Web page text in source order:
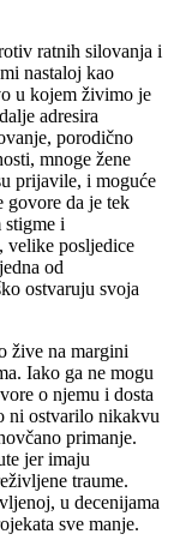
ratnih silovanja i
nastaloj kao
u kojem živimo je
adresira
porodično
mnoge žene
prijavile, i moguće
govore da je tek
stigme i
velike posljedice
od
ostvaruju svoja
žive na margini
Iako ga ne mogu
o njemu i dosta
ni ostvarilo nikakvu
primanje.
jer imaju
traume.
u decenijama
sve manje.